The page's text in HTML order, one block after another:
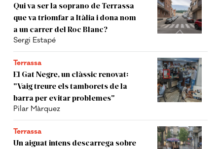
Qui va ser la soprano de Terrassa
que va triomfar a Itàlia i dona nom
a un carrer del Roc Blanc?
Sergi Estapé
Terrassa
El Gat Negre, un clàssic renovat:
"Vaig treure els tamborets de la
barra per evitar problemes"
Pilar Màrquez
Terrassa
Un aiguat intens descarrega sobre